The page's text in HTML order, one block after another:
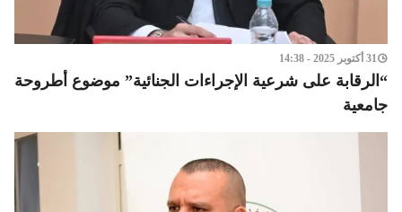
31 أكتوبر 2025 - 14:38
“الرقابة على شرعية الإجراءات الجنائية” موضوع أطروحة
جامعية